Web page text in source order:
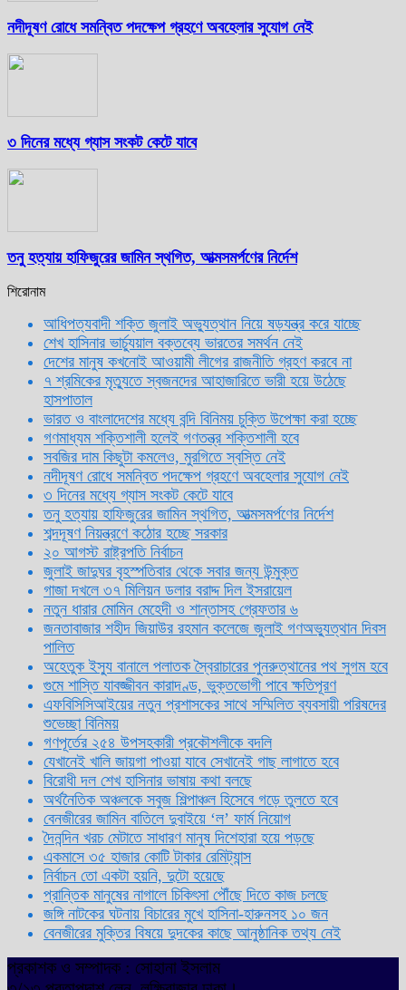
নদীদূষণ রোধে সমন্বিত পদক্ষেপ গ্রহণে অবহেলার সুযোগ নেই
৩ দিনের মধ্যে গ্যাস সংকট কেটে যাবে
তনু হত্যায় হাফিজুরের জামিন স্থগিত, আত্মসমর্পণের নির্দেশ
শিরোনাম
আধিপত্যবাদী শক্তি জুলাই অভ্যুত্থান নিয়ে ষড়যন্ত্র করে যাচ্ছে
শেখ হাসিনার ভার্চ্যুয়াল বক্তব্যে ভারতের সমর্থন নেই
দেশের মানুষ কখনোই আওয়ামী লীগের রাজনীতি গ্রহণ করবে না
৭ শ্রমিকের মৃত্যুতে স্বজনদের আহাজারিতে ভারী হয়ে উঠেছে
হাসপাতাল
ভারত ও বাংলাদেশের মধ্যে বন্দি বিনিময় চুক্তি উপেক্ষা করা হচ্ছে
গণমাধ্যম শক্তিশালী হলেই গণতন্ত্র শক্তিশালী হবে
সবজির দাম কিছুটা কমলেও, মুরগিতে স্বস্তি নেই
নদীদূষণ রোধে সমন্বিত পদক্ষেপ গ্রহণে অবহেলার সুযোগ নেই
৩ দিনের মধ্যে গ্যাস সংকট কেটে যাবে
তনু হত্যায় হাফিজুরের জামিন স্থগিত, আত্মসমর্পণের নির্দেশ
শব্দদূষণ নিয়ন্ত্রণে কঠোর হচ্ছে সরকার
২০ আগস্ট রাষ্ট্রপতি নির্বাচন
জুলাই জাদুঘর বৃহস্পতিবার থেকে সবার জন্য উন্মুক্ত
গাজা দখলে ৩৭ মিলিয়ন ডলার বরাদ্দ দিল ইসরায়েল
নতুন ধারার মোমিন মেহেদী ও শান্তাসহ গ্রেফতার ৬
জনতাবাজার শহীদ জিয়াউর রহমান কলেজে জুলাই গণঅভ্যুত্থান দিবস
পালিত
অহেতুক ইস্যু বানালে পলাতক স্বৈরাচারের পুনরুত্থানের পথ সুগম হবে
গুমে শাস্তি যাবজ্জীবন কারাদণ্ড, ভুক্তভোগী পাবে ক্ষতিপূরণ
এফবিসিসিআইয়ের নতুন প্রশাসকের সাথে সম্মিলিত ব্যবসায়ী পরিষদের
শুভেচ্ছা বিনিময়
গণপূর্তের ২৫৪ উপসহকারী প্রকৌশলীকে বদলি
যেখানেই খালি জায়গা পাওয়া যাবে সেখানেই গাছ লাগাতে হবে
বিরোধী দল শেখ হাসিনার ভাষায় কথা বলছে
অর্থনৈতিক অঞ্চলকে সবুজ শিল্পাঞ্চল হিসেবে গড়ে তুলতে হবে
বেনজীরের জামিন বাতিলে দুবাইয়ে ‌‘ল’ ফার্ম নিয়োগ
দৈনন্দিন খরচ মেটাতে সাধারণ মানুষ দিশেহারা হয়ে পড়ছে
একমাসে ৩৫ হাজার কোটি টাকার রেমিট্যান্স
নির্বাচন তো একটা হয়নি, দুটো হয়েছে
প্রান্তিক মানুষের নাগালে চিকিৎসা পৌঁছে দিতে কাজ চলছে
জঙ্গি নাটকের ঘটনায় বিচারের মুখে হাসিনা-হারুনসহ ১০ জন
বেনজীরের মুক্তির বিষয়ে দুদকের কাছে আনুষ্ঠানিক তথ্য নেই
প্রকাশক ও সম্পাদক : সোহানা ইসলাম